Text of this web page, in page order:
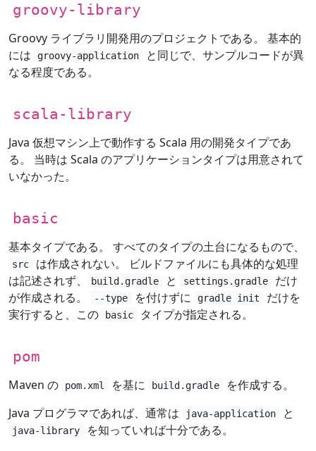
groovy-library
Groovy ライブラリ開発用のプロジェクトである。 基本的
には
groovy-application
と同じで、サンプルコードが異
なる程度である。
scala-library
Java 仮想マシン上で動作する Scala 用の開発タイプであ
る。 当時は Scala のアプリケーションタイプは用意されて
いなかった。
basic
基本タイプである。 すべてのタイプの土台になるもので、
src
は作成されない。 ビルドファイルにも具体的な処理
は記述されず、
build.gradle と settings.gradle
だけ
が作成される。
--type を付けずに gradle init
だけを
実行すると、この
basic タイプが指定される。
pom
Maven の pom.xml を基に build.gradle
を作成する。
Java プログラマであれば、通常は
java-application と
java-library を知っていれば十分である。